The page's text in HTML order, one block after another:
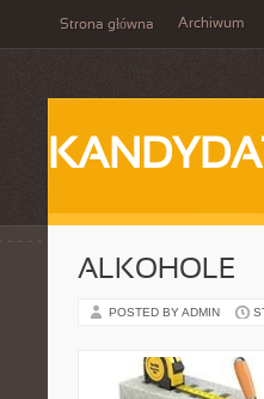
Strona główna Archiwum
ALKOHOLE
POSTED BY ADMIN